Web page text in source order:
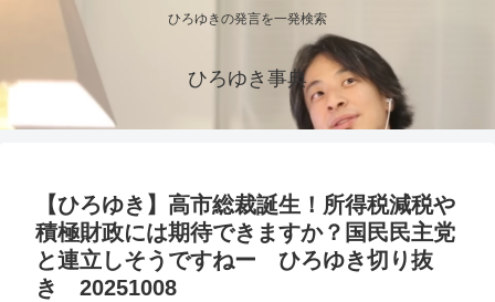
ひろゆきの発言を一発検索
ひろゆき事典
【ひろゆき】高市総裁誕生！所得税減税や
積極財政には期待できますか？国民民主党
と連立しそうですねー ひろゆき切り抜
き 20251008